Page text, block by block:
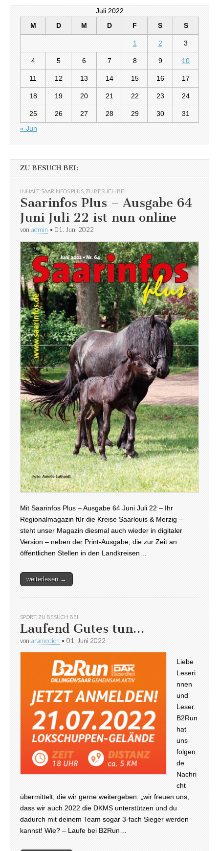
Juli 2022
M
D M D F S S
1 2 3
4 5 6 7 8 9 10
11 12 13 14 15 16 17
18 19 20 21 22 23 24
25 26 27 28 29 30
31
« Jun
ZU BESUCH BEI:
INHALT, SAARINFOS PLUS ZU BESUCH BEI
Saarinfos Plus – Ausgabe 64
Juni Juli 22 ist nun online
von admin • 01. Juni 2022
Mit Saarinfos Plus – Ausgabe 64 Juni Juli 22 – Ihr
Regionalmagazin für die Kreise Saarlouis & Merzig –
steht unser Magazin diesmal auch wieder in digitaler
Version – neben der Print-Ausgabe, die zur Zeit an
öffentlichen Stellen in den Landkreisen…
weiterlesen →
SPORT, ZU BESUCH BEI
Laufend Gutes tun…
von aramedien • 01. Juni 2022
Liebe
Leseri
nnen
und
Leser.
B2Run
hat
uns
folgen
de
Nachri
cht
übermittelt, die wir gerne weitergeben: „wir freuen uns,
dass wir auch 2022 die DKMS unterstützen und du
dadurch mit deinem Team sogar 3-fach Sieger werden
kannst! Wie? – Laufe bei B2Run…